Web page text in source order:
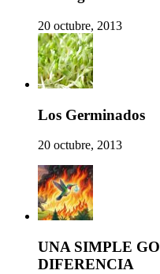
20 octubre, 2013
Los Germinados
20 octubre, 2013
UNA SIMPLE
DIFERENCIA